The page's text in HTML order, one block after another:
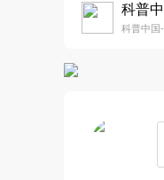
科普
科普中国